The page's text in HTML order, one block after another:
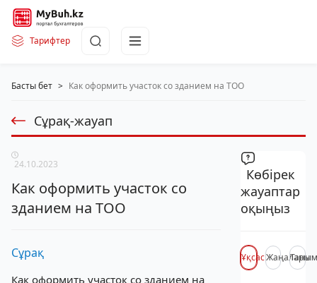
Тарифтер
Басты бет > Как оформить участок со зданием на ТОО
Сұрақ-жауап
24.10.2023
Как оформить участок со
зданием на ТОО
Сұрақ
Как оформить участок со зданием на
Көбірек
жауаптар
оқыңыз
ҰқсасЖаңалары